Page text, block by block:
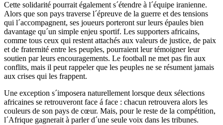
Cette solidarité pourrait également s´étendre à l´équipe iranienne.
Alors que son pays traverse l´épreuve de la guerre et des tensions
qui l´accompagnent, ses joueurs porteront sur leurs épaules bien
davantage qu´un simple enjeu sportif. Les supporters africains,
comme tous ceux qui restent attachés aux valeurs de justice, de paix
et de fraternité entre les peuples, pourraient leur témoigner leur
soutien par leurs encouragements. Le football ne met pas fin aux
conflits, mais il peut rappeler que les peuples ne se résument jamais
aux crises qui les frappent.
Une exception s´imposera naturellement lorsque deux sélections
africaines se retrouveront face á face : chacun retrouvera alors les
couleurs de son pays de cœur. Mais, pour le reste de la compétition,
l´Afrique gagnerait à parler d´une seule voix dans les tribunes.